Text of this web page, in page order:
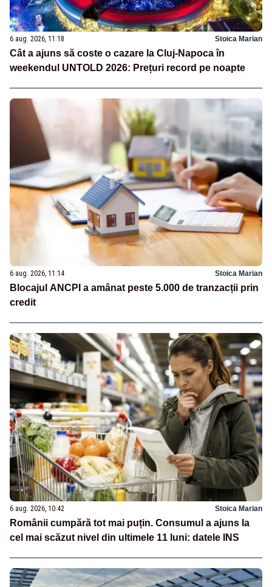
6 aug. 2026, 11:18 Stoica Marian
Cât a ajuns să coste o cazare la Cluj-Napoca în
weekendul UNTOLD 2026: Prețuri record pe noapte
6 aug. 2026, 11:14 Stoica Marian
Blocajul ANCPI a amânat peste 5.000 de tranzacții prin
credit
6 aug. 2026, 10:42 Stoica Marian
Românii cumpără tot mai puțin. Consumul a ajuns la
cel mai scăzut nivel din ultimele 11 luni: datele INS